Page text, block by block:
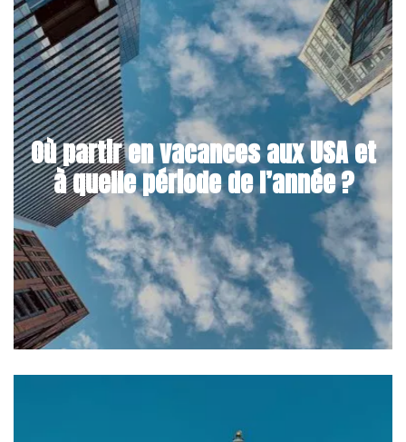
Où partir en vacances aux USA et
à quelle période de l’année ?